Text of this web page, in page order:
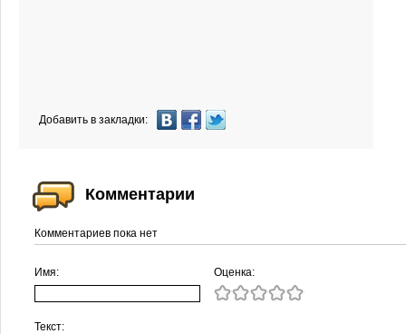
Добавить в закладки:
Комментарии
Комментариев пока нет
Имя: Оценка:
Текст: